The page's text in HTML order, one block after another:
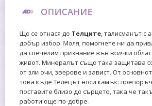
ОПИСАНИЕ
Що се отнася до Телците , талисманът с
добър избор. Моля, помогнете ни да
да спечелим признание във всички
живот. Минералът също така защитава
от зли очи, зверове и завист. От
това къде Телецът носи камък:
поставите близо до сърцето, така че
работи още по-добре.